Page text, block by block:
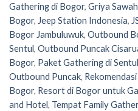
Gathering di Bogor, Griya
Bogor, Jeep Station Indonesia,
Bogor Jambuluwuk, Outbound
Sentul, Outbound Puncak
Bogor, Paket Gathering di Sentul
Outbound Puncak,
Bogor, Resort di Bogor untuk
and Hotel, Tempat Family